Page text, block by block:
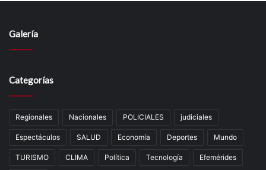
Galería
Categorías
Regionales Nacionales POLICIALES judiciales
Espectáculos SALUD Economía Deportes Mundo
TURISMO CLIMA Política Tecnología Efemérides